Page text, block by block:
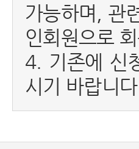
가능하며, 관
인회원으로
4. 기존에 신
시기 바랍니